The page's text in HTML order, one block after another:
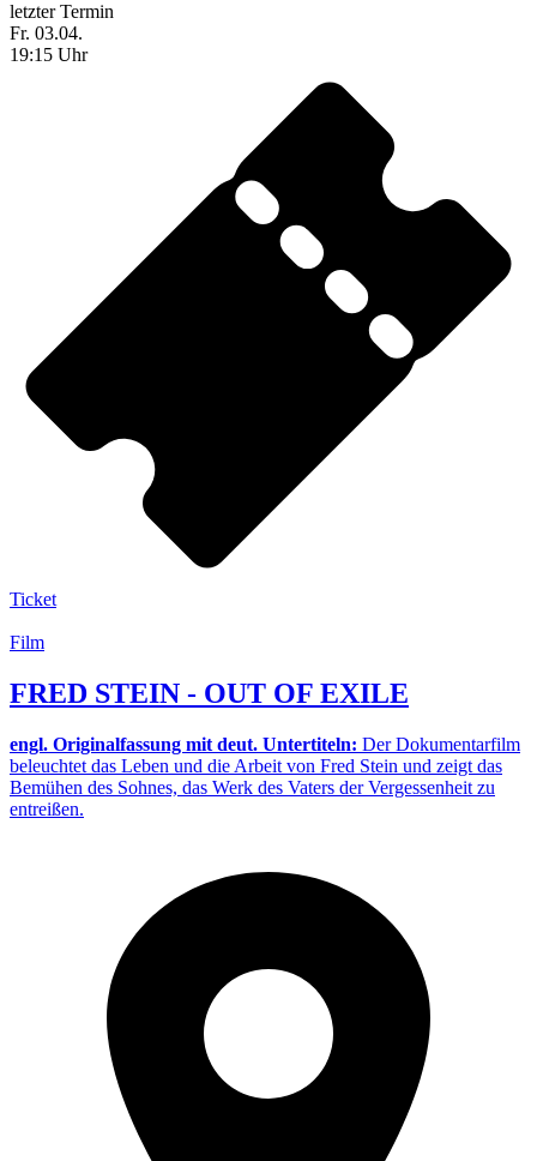
letzter Termin
Fr. 03.04.
19:15 Uhr
Ticket
Film
FRED STEIN - OUT OF EXILE
engl. Originalfassung mit deut. Untertiteln: Der Dokumentarfilm
beleuchtet das Leben und die Arbeit von Fred Stein und zeigt das
Bemühen des Sohnes, das Werk des Vaters der Vergessenheit zu
entreißen.